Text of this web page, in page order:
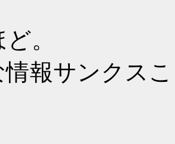
。
報サンクスこ